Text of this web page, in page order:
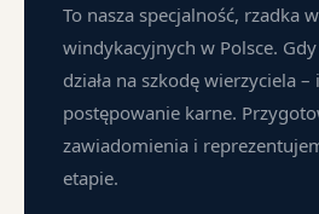
To nasza specjalność, rzadka
windykacyjnych w Polsce.
działa na szkodę wierzyciela
postępowanie karne.
zawiadomienia i
etapie.